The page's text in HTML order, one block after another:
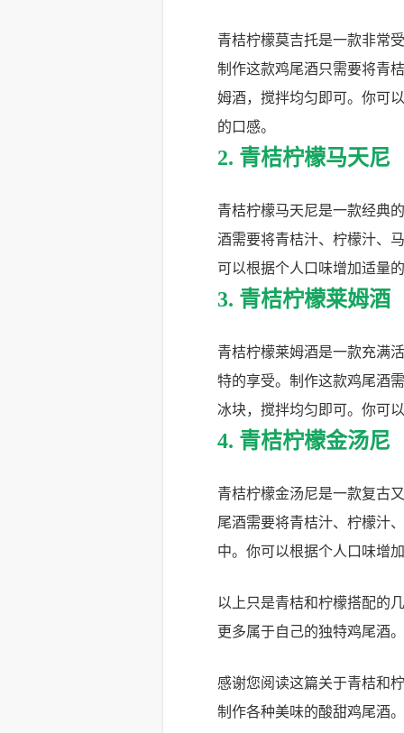
青桔柠檬莫吉托是一款非常
制作这款鸡尾酒只需要将青
姆酒，搅拌均匀即可。你可
的口感。
2. 青桔柠檬马天尼
青桔柠檬马天尼是一款经典
酒需要将青桔汁、柠檬汁、
可以根据个人口味增加适量
3. 青桔柠檬莱姆酒
青桔柠檬莱姆酒是一款充满
特的享受。制作这款鸡尾酒
冰块，搅拌均匀即可。你可
4. 青桔柠檬金汤尼
青桔柠檬金汤尼是一款复古
尾酒需要将青桔汁、柠檬汁
中。你可以根据个人口味增
以上只是青桔和柠檬搭配的
更多属于自己的独特鸡尾酒
感谢您阅读这篇关于青桔和
制作各种美味的酸甜鸡尾酒